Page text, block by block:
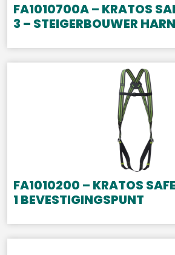
FA1010700A – KRATOS
3 – STEIGERBOUWER
FA1010200 – KRATOS
1 BEVESTIGINGSPUNT